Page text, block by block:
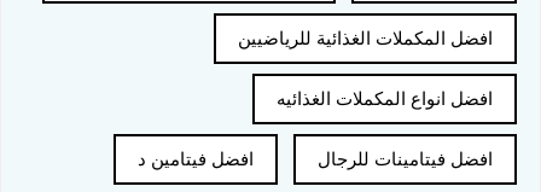
افضل المكملات الغذائية للرياضيين
افضل انواع المكملات الغذائيه
افضل فيتامينات للرجال افضل فيتامين د